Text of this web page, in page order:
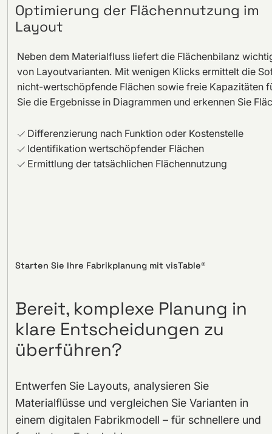
Optimierung der Flächennutzung im
Layout
Neben dem Materialfluss liefert die Flächenbilanz
von Layoutvarianten. Mit wenigen Klicks ermittelt die
nicht-wertschöpfende Flächen sowie freie Kapazitäten
Sie die Ergebnisse in Diagrammen und erkennen Sie
Differenzierung nach Funktion oder Kostenstelle
Identifikation wertschöpfender Flächen
Ermittlung der tatsächlichen Flächennutzung
Starten Sie Ihre Fabrikplanung mit visTable®
Bereit, komplexe Planung in
klare Entscheidungen zu
überführen?
Entwerfen Sie Layouts, analysieren Sie
Materialflüsse und vergleichen Sie Varianten in
einem digitalen Fabrikmodell – für schnellere und